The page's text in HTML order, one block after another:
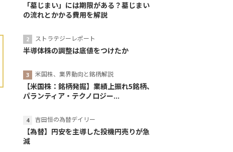
「墓じまい」には期限がある？墓じまい
の流れとかかる費用を解説
ストラテジーレポート
半導体株の調整は底値をつけたか
米国株、業界動向と銘柄解説
【米国株：銘柄発掘】業績上振れ5銘柄、
パランティア・テクノロジー...
吉田恒の為替デイリー
【為替】円安を主導した投機円売りが急
減